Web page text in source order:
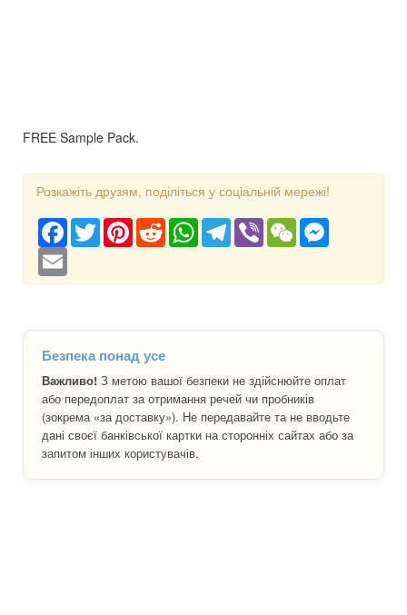
FREE Sample Pack.
Розкажіть друзям, поділіться у соціальній мережі!
Facebook
TwitterPinterestRedditWhatsAppTelegram
Viber WeChat
Безпека понад усе
Важливо! З метою вашої безпеки не здійснюйте оплат
або передоплат за отримання речей чи пробників
(зокрема «за доставку»). Не передавайте та не вводьте
дані своєї банківської картки на сторонніх сайтах або за
запитом інших користувачів.